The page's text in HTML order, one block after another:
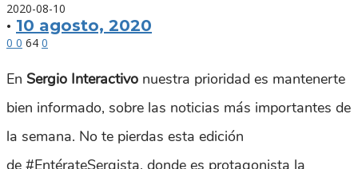
2020-08-10
· 10 agosto, 2020
0 0 64 0
En Sergio Interactivo nuestra prioridad es mantenerte
bien informado, sobre las noticias más importantes de
la semana. No te pierdas esta edición